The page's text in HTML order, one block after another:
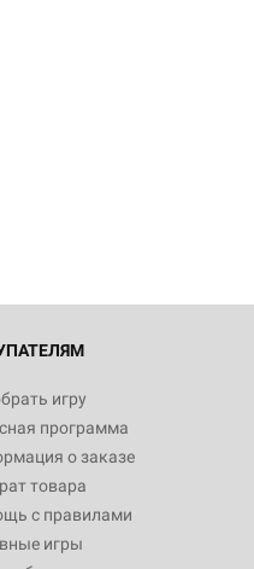
игру
программа
о заказе
товара
с правилами
игры